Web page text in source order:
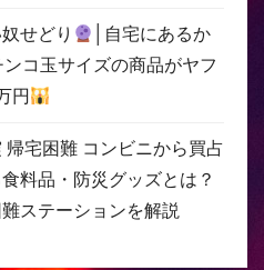
せどり
│自宅にあるか
ンコ玉サイズの商品がヤフ
円
帰宅困難 コンビニから買占
料品・防災グッズとは？
難ステーションを解説